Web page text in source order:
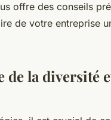
offre des conseils
de votre entreprise
la diversité